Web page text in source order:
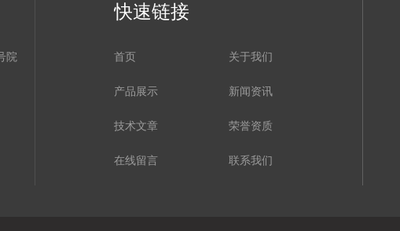
院
快速链接
首页 关于我们
产品展示 新闻资讯
技术文章 荣誉资质
在线留言 联系我们